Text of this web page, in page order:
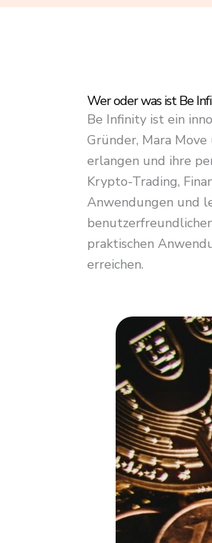
t
o
f
5
Wer oder was ist Be
Be Infinity ist ein
Gründer, Mara
erlangen und ihre
Krypto-Trading,
Anwendungen und
praktischen
erreichen.